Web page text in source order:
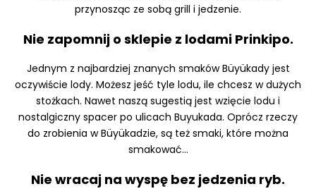
przynosząc ze sobą grill i jedzenie.
Nie zapomnij o sklepie z lodami Prinkipo.
Jednym z najbardziej znanych smaków Büyükady jest
oczywiście lody. Możesz jeść tyle lodu, ile chcesz w dużych
stożkach. Nawet naszą sugestią jest wzięcie lodu i
nostalgiczny spacer po ulicach Buyukada. Oprócz rzeczy
do zrobienia w Büyükadzie, są też smaki, które można
smakować...
Nie wracaj na wyspę bez jedzenia ryb.